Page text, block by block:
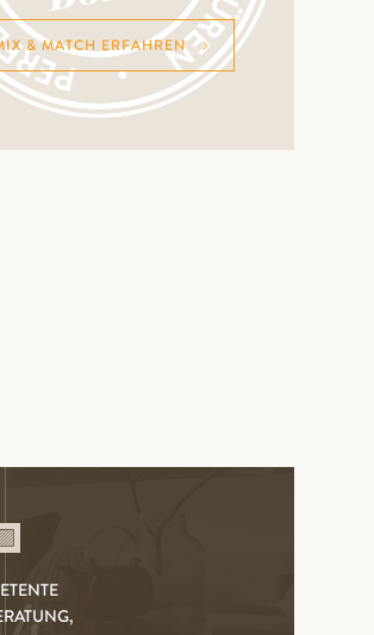
& MATCH ERFAHREN